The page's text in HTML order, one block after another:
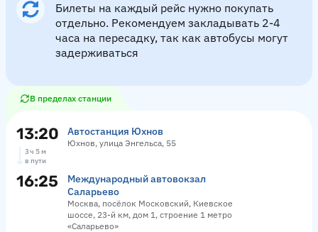
Билеты на каждый рейс нужно покупать
отдельно. Рекомендуем закладывать 2-4
часа на пересадку, так как автобусы могут
задерживаться
В пределах станции
13:20 Автостанция Юхнов
Юхнов, улица Энгельса, 55
3 ч 5 м
в пути
16:25
Международный автовокзал
Саларьево
Москва, посёлок Московский, Киевское
шоссе, 23-й км, дом 1, строение 1 метро
«Саларьево»